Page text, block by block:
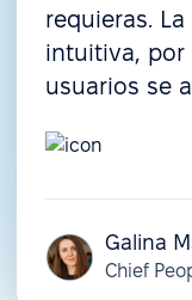
requieras.
intuitiva, por
usuarios se
Galina
Chief